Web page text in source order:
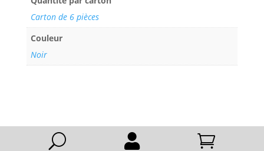
Carton de 6 pièces
Couleur
Noir
U  